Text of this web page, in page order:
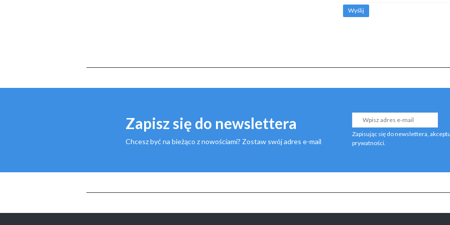
Wyślij
Zapisz się do newslettera
Chcesz być na bieżąco z nowościami? Zostaw swój adres e-mail
Zapisując się do newslettera,
prywatności.